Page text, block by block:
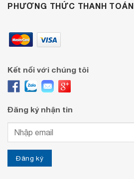
PHƯƠNG THỨC THANH TOÁN
Kết nối với chúng tôi
Đăng ký nhận tin